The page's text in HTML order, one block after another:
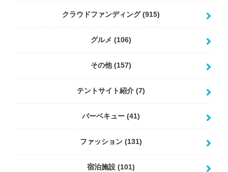
クラウドファンディング(915)
グルメ (106)
その他(157)
テントサイト紹介 (7)
バーベキュー (41)
ファッション (131)
宿泊施設 (101)